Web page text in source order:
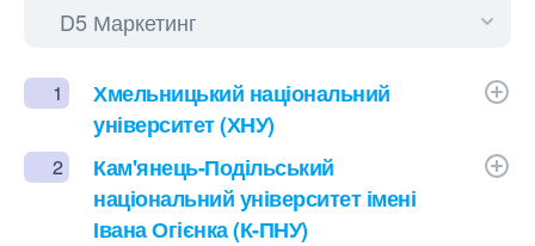
1
Хмельницький національний
університет (ХНУ)
2
Кам'янець-Подільський
національний університет імені
Івана Огієнка (К-ПНУ)